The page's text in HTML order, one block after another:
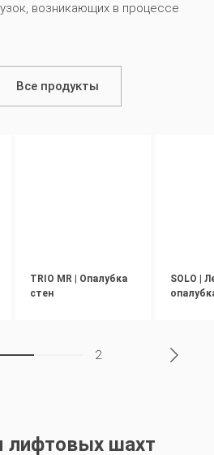
возникающих в процессе
Все продукты
TRIO MR | Опалубка
стен
SOLO |
2
лифтовых шахт